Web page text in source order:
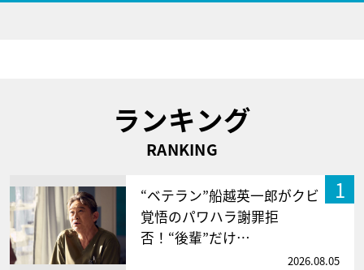
ランキング
RANKING
1
“ベテラン”船越英一郎がクビ
覚悟のパワハラ謝罪拒
否！“後輩”だけ…
2026.08.05